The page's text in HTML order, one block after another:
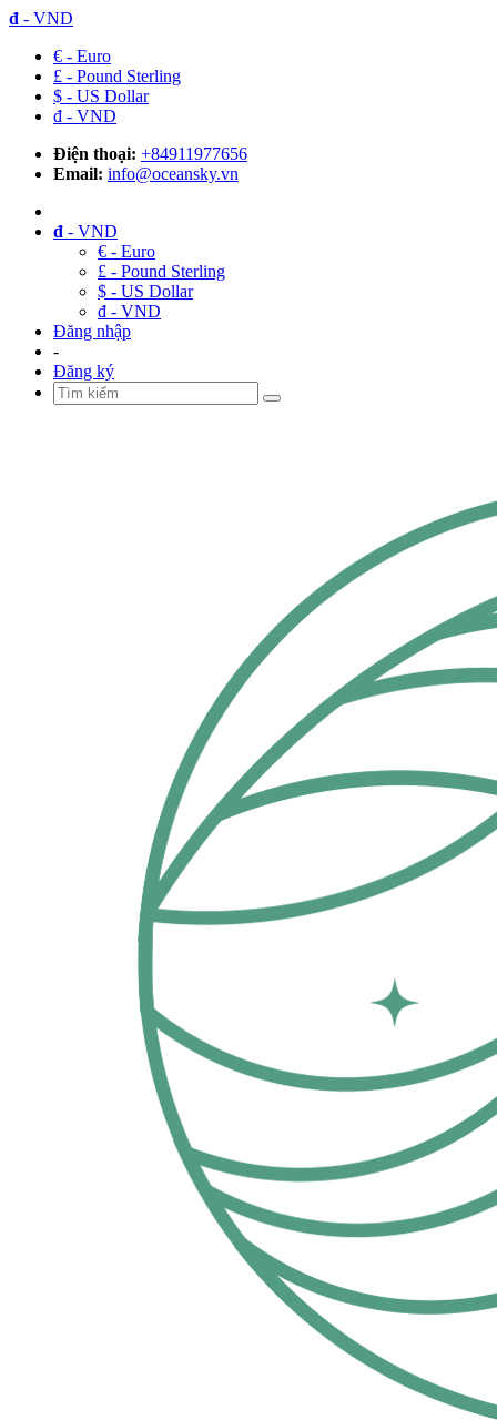
đ - VND
€ - Euro
£ - Pound Sterling
$ - US Dollar
đ - VND
Điện thoại: +84911977656
Email: info@oceansky.vn
đ - VND
€ - Euro
£ - Pound Sterling
$ - US Dollar
đ - VND
Đăng nhập
-
Đăng ký